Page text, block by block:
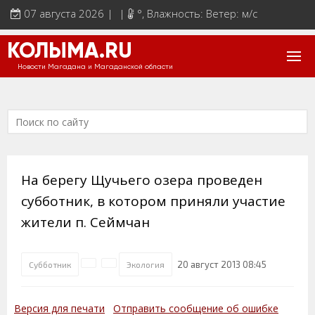
07 августа 2026 | | °, Влажность: Ветер: м/с
КОЛЫМА.RU
Новости Магадана и Магаданской области
На берегу Щучьего озера проведен
субботник, в котором приняли участие
жители п. Сеймчан
Субботник Экология 20 август 2013 08:45
Версия для печати Отправить сообщение об ошибке